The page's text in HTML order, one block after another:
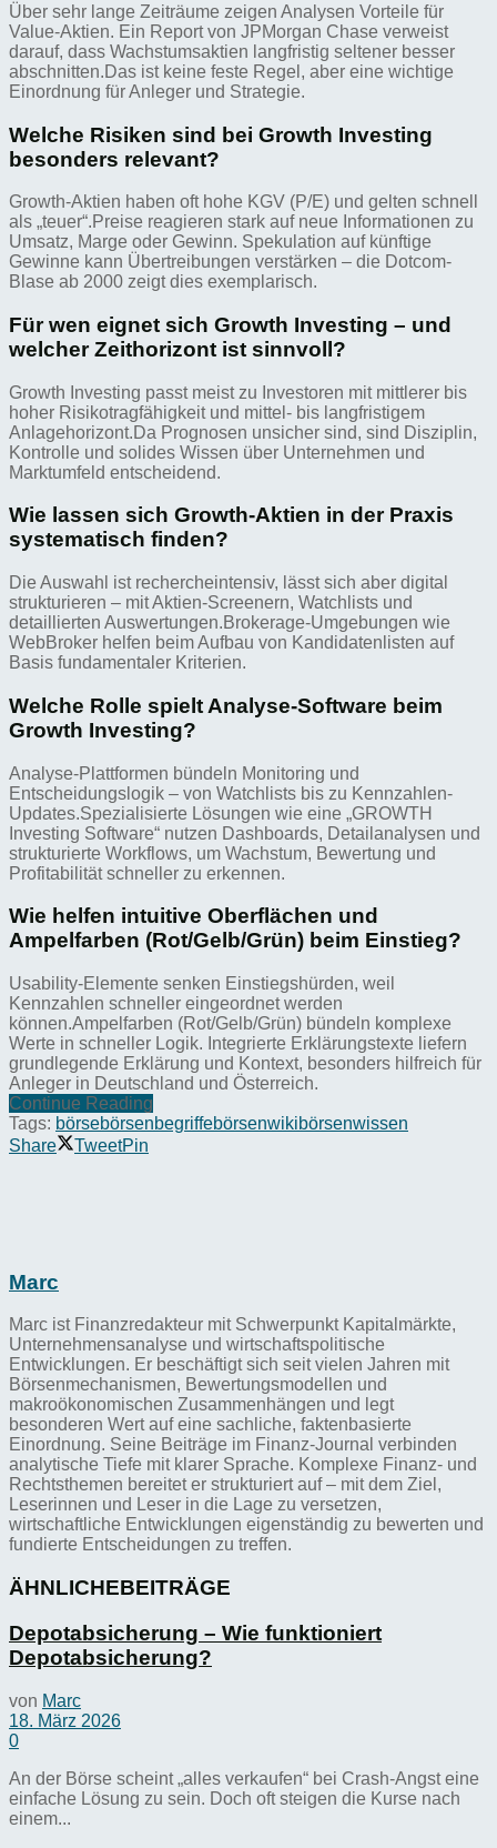
Über sehr lange Zeiträume zeigen Analysen Vorteile für
Value-Aktien. Ein Report von JPMorgan Chase verweist
darauf, dass Wachstumsaktien langfristig seltener besser
abschnitten.Das ist keine feste Regel, aber eine wichtige
Einordnung für Anleger und Strategie.
Welche Risiken sind bei Growth Investing
besonders relevant?
Growth-Aktien haben oft hohe KGV (P/E) und gelten schnell
als „teuer“.Preise reagieren stark auf neue Informationen zu
Umsatz, Marge oder Gewinn. Spekulation auf künftige
Gewinne kann Übertreibungen verstärken – die Dotcom-
Blase ab 2000 zeigt dies exemplarisch.
Für wen eignet sich Growth Investing – und
welcher Zeithorizont ist sinnvoll?
Growth Investing passt meist zu Investoren mit mittlerer bis
hoher Risikotragfähigkeit und mittel- bis langfristigem
Anlagehorizont.Da Prognosen unsicher sind, sind Disziplin,
Kontrolle und solides Wissen über Unternehmen und
Marktumfeld entscheidend.
Wie lassen sich Growth-Aktien in der Praxis
systematisch finden?
Die Auswahl ist rechercheintensiv, lässt sich aber digital
strukturieren – mit Aktien-Screenern, Watchlists und
detaillierten Auswertungen.Brokerage-Umgebungen wie
WebBroker helfen beim Aufbau von Kandidatenlisten auf
Basis fundamentaler Kriterien.
Welche Rolle spielt Analyse-Software beim
Growth Investing?
Analyse-Plattformen bündeln Monitoring und
Entscheidungslogik – von Watchlists bis zu Kennzahlen-
Updates.Spezialisierte Lösungen wie eine „GROWTH
Investing Software“ nutzen Dashboards, Detailanalysen und
strukturierte Workflows, um Wachstum, Bewertung und
Profitabilität schneller zu erkennen.
Wie helfen intuitive Oberflächen und
Ampelfarben (Rot/Gelb/Grün) beim Einstieg?
Usability-Elemente senken Einstiegshürden, weil
Kennzahlen schneller eingeordnet werden
können.Ampelfarben (Rot/Gelb/Grün) bündeln komplexe
Werte in schneller Logik. Integrierte Erklärungstexte liefern
grundlegende Erklärung und Kontext, besonders hilfreich für
Anleger in Deutschland und Österreich.
Continue Reading
Tags: börsebörsenbegriffebörsenwikibörsenwissen
Share
TweetPin
Marc
Marc ist Finanzredakteur mit Schwerpunkt Kapitalmärkte,
Unternehmensanalyse und wirtschaftspolitische
Entwicklungen. Er beschäftigt sich seit vielen Jahren mit
Börsenmechanismen, Bewertungsmodellen und
makroökonomischen Zusammenhängen und legt
besonderen Wert auf eine sachliche, faktenbasierte
Einordnung. Seine Beiträge im Finanz-Journal verbinden
analytische Tiefe mit klarer Sprache. Komplexe Finanz- und
Rechtsthemen bereitet er strukturiert auf – mit dem Ziel,
Leserinnen und Leser in die Lage zu versetzen,
wirtschaftliche Entwicklungen eigenständig zu bewerten und
fundierte Entscheidungen zu treffen.
ÄHNLICHEBEITRÄGE
Depotabsicherung – Wie funktioniert
Depotabsicherung?
von Marc
18. März 2026
0
An der Börse scheint „alles verkaufen“ bei Crash-Angst eine
einfache Lösung zu sein. Doch oft steigen die Kurse nach
einem...